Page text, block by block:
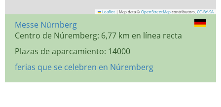
Leaflet | Map data © OpenStreetMap contributors, CC-BY-SA
Messe Nürnberg
Centro de Núremberg: 6,77 km en línea recta
Plazas de aparcamiento: 14000
ferias que se celebren en Núremberg